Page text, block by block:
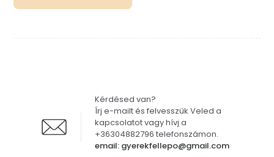
email: gyerekfellepo@gmail.com
Kérdésed van?
Írj e-mailt és felvesszük Veled a
kapcsolatot vagy hívj a
+36304882796 telefonszámon.